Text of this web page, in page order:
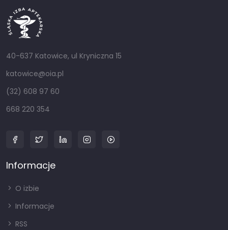
40-637 Katowice, ul Kryniczna 15
katowice@oia.pl
(32) 608 97 60
668 220 354
Informacje
O izbie
Informacje
RSS